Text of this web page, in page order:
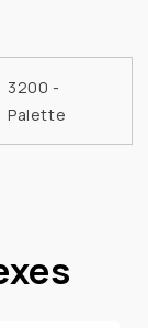
3200 -
Palette